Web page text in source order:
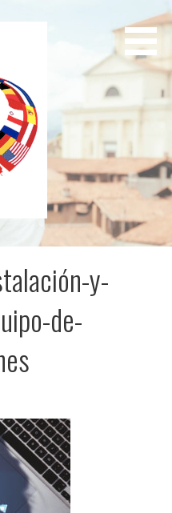
Académica
y-
de-